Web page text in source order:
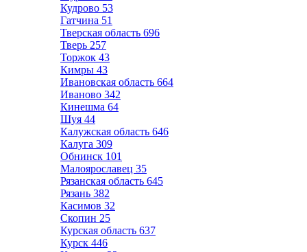
Кудрово 53
Гатчина 51
Тверская область 696
Тверь 257
Торжок 43
Кимры 43
Ивановская область 664
Иваново 342
Кинешма 64
Шуя 44
Калужская область 646
Калуга 309
Обнинск 101
Малоярославец 35
Рязанская область 645
Рязань 382
Касимов 32
Скопин 25
Курская область 637
Курск 446